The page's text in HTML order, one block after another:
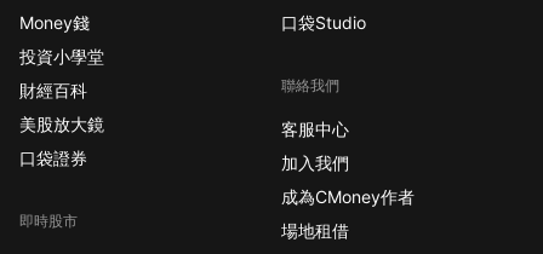
Money錢
投資小學堂
財經百科
美股放大鏡
口袋證券
即時股市
口袋Studio
聯絡我們
客服中心
加入我們
成為CMoney作者
場地租借